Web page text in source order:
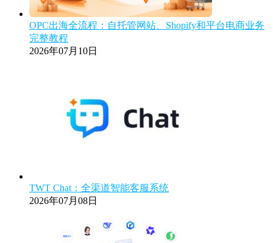
OPC出海全流程：自托管网站、Shopify和平台电商业务
完整教程
2026年07月10日
TWT Chat：全渠道智能客服系统
2026年07月08日